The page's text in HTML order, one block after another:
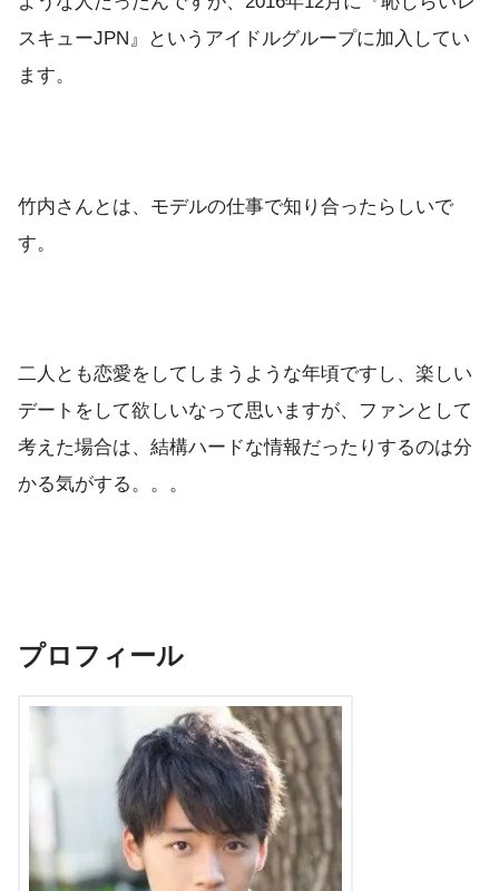
スキューJPN』というアイドルグループに加入してい
ます。
竹内さんとは、モデルの仕事で知り合ったらしいで
す。
二人とも恋愛をしてしまうような年頃ですし、楽しい
デートをして欲しいなって思いますが、ファンとして
考えた場合は、結構ハードな情報だったりするのは分
かる気がする。。。
プロフィール